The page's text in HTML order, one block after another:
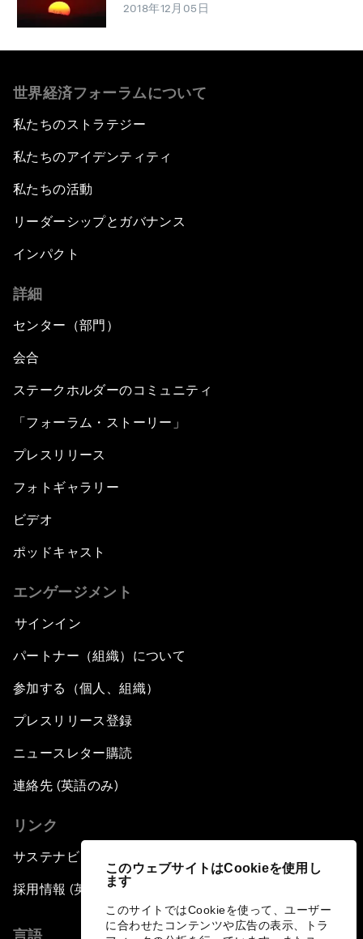
このウェブサイトはCookieを使用し
ます
このサイトではCookieを使って、ユーザー
に合わせたコンテンツや広告の表示、トラ
2018年12月05日
世界経済フォーラムについて
私たちのストラテジー
私たちのアイデンティティ
私たちの活動
リーダーシップとガバナンス
インパクト
詳細
センター（部門）
会合
ステークホルダーのコミュニティ
「フォーラム・ストーリー」
プレスリリース
フォトギャラリー
ビデオ
ポッドキャスト
エンゲージメント
サインイン
パートナー（組織）について
参加する（個人、組織）
プレスリリース登録
ニュースレター購読
連絡先 (英語のみ)
リンク
サステナビリティへの取り組み
採用情報 (英語のみ)
言語